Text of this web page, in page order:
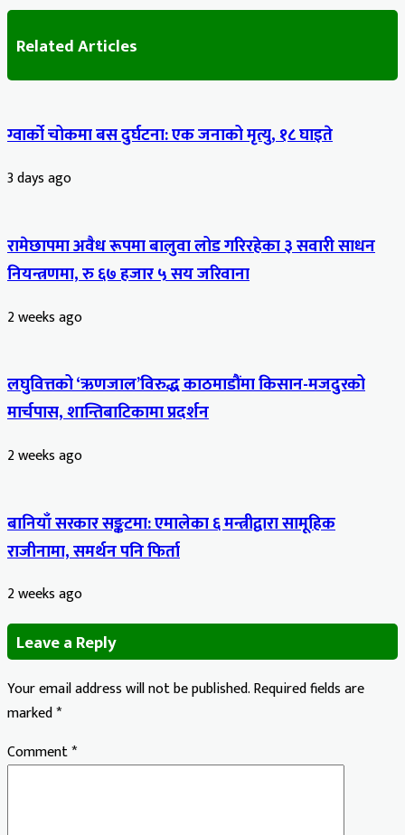
Related Articles
ग्वार्को चोकमा बस दुर्घटना: एक जनाको मृत्यु, १८ घाइते
3 days ago
रामेछापमा अवैध रूपमा बालुवा लोड गरिरहेका ३ सवारी साधन
नियन्त्रणमा, रु ६७ हजार ५ सय जरिवाना
2 weeks ago
लघुवित्तको ‘ऋणजाल’विरुद्ध काठमाडौंमा किसान-मजदुरको
मार्चपास, शान्तिबाटिकामा प्रदर्शन
2 weeks ago
बानियाँ सरकार सङ्कटमा: एमालेका ६ मन्त्रीद्वारा सामूहिक
राजीनामा, समर्थन पनि फिर्ता
2 weeks ago
Leave a Reply
Your email address will not be published.Required fields are
marked*
Comment*